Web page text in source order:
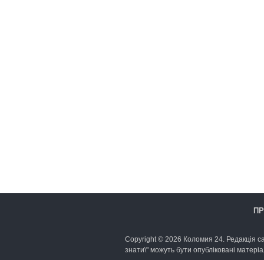
Copyright © 2026 Коломия 24. Редакція
знати\" можуть бути опубліковані